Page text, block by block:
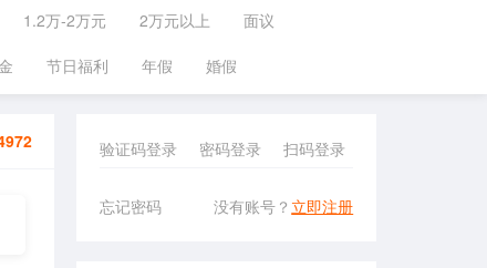
1.2万-2万元 2万元以上
面议
节日福利 年假 婚假
验证码登录 密码登录 扫码登录
忘记密码 没有账号？ 立即注册